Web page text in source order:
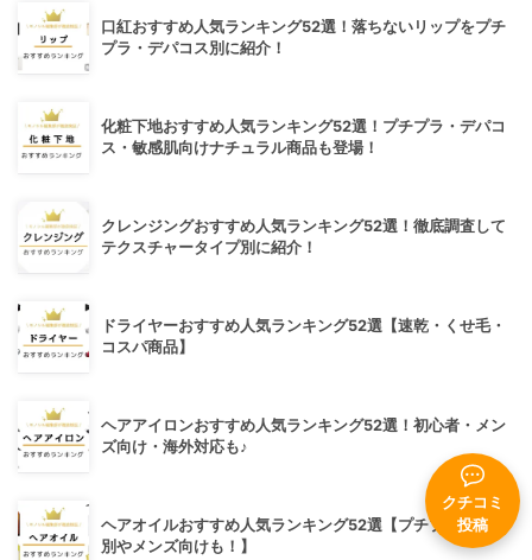
クチコミ
投稿
口紅おすすめ人気ランキング52選！落ちないリップをプチ
プラ・デパコス別に紹介！
化粧下地おすすめ人気ランキング52選！プチプラ・デパコ
ス・敏感肌向けナチュラル商品も登場！
クレンジングおすすめ人気ランキング52選！徹底調査して
テクスチャータイプ別に紹介！
ドライヤーおすすめ人気ランキング52選【速乾・くせ毛・
コスパ商品】
ヘアアイロンおすすめ人気ランキング52選！初心者・メン
ズ向け・海外対応も♪
ヘアオイルおすすめ人気ランキング52選【プチプラ・髪質
別やメンズ向けも！】